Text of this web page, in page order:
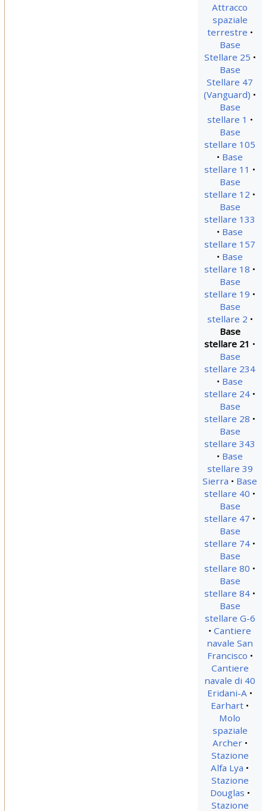
Attracco
spaziale
terrestre
Base
Stellare 25
Base
Stellare 47
(Vanguard)
Base
stellare 1
Base
stellare 105
Base
stellare 11
Base
stellare 12
Base
stellare 133
Base
stellare 157
Base
stellare 18
Base
stellare 19
Base
stellare 2
Base
stellare 21
Base
stellare 234
Base
stellare 24
Base
stellare 28
Base
stellare 343
Base
stellare 39
Sierra
Base
stellare 40
Base
stellare 47
Base
stellare 74
Base
stellare 80
Base
stellare 84
Base
stellare G-6
Cantiere
navale San
Francisco
Cantiere
navale di 40
Eridani-A
Earhart
Molo
spaziale
Archer
Stazione
Alfa Lya
Stazione
Douglas
Stazione